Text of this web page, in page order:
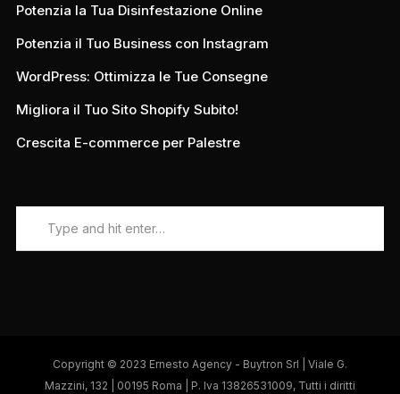
Potenzia la Tua Disinfestazione Online
Potenzia il Tuo Business con Instagram
WordPress: Ottimizza le Tue Consegne
Migliora il Tuo Sito Shopify Subito!
Crescita E-commerce per Palestre
Copyright © 2023 Ernesto Agency - Buytron Srl | Viale G.
Mazzini, 132 | 00195 Roma | P. Iva 13826531009, Tutti i diritti